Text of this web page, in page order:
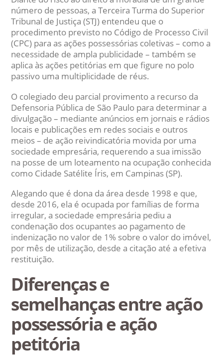
número de pessoas, a Terceira Turma do Superior
Tribunal de Justiça (STJ) entendeu que o
procedimento previsto no Código de Processo Civil
(CPC) para as ações possessórias coletivas – como a
necessidade de ampla publicidade – também se
aplica às ações petitórias em que figure no polo
passivo uma multiplicidade de réus.
O colegiado deu parcial provimento a recurso da
Defensoria Pública de São Paulo para determinar a
divulgação – mediante anúncios em jornais e rádios
locais e publicações em redes sociais e outros
meios – de ação reivindicatória movida por uma
sociedade empresária, requerendo a sua imissão
na posse de um loteamento na ocupação conhecida
como Cidade Satélite Íris, em Campinas (SP).
Alegando que é dona da área desde 1998 e que,
desde 2016, ela é ocupada por famílias de forma
irregular, a sociedade empresária pediu a
condenação dos ocupantes ao pagamento de
indenização no valor de 1% sobre o valor do imóvel,
por mês de utilização, desde a citação até a efetiva
restituição.
Diferenças e
semelhanças entre ação
possessória e ação
petitória